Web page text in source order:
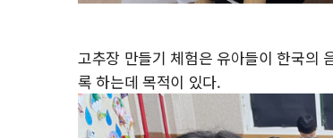
고추장 만들기 체험은 유아들이 한국의
록 하는데 목적이 있다.